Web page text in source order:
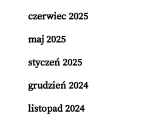
czerwiec 2025
maj 2025
styczeń 2025
grudzień 2024
listopad 2024